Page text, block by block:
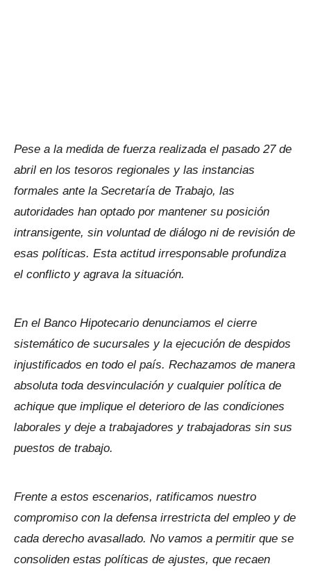
Pese a la medida de fuerza realizada el pasado 27 de
abril en los tesoros regionales y las instancias
formales ante la Secretaría de Trabajo, las
autoridades han optado por mantener su posición
intransigente, sin voluntad de diálogo ni de revisión de
esas políticas. Esta actitud irresponsable profundiza
el conflicto y agrava la situación.
En el Banco Hipotecario denunciamos el cierre
sistemático de sucursales y la ejecución de despidos
injustificados en todo el país. Rechazamos de manera
absoluta toda desvinculación y cualquier política de
achique que implique el deterioro de las condiciones
laborales y deje a trabajadores y trabajadoras sin sus
puestos de trabajo.
Frente a estos escenarios, ratificamos nuestro
compromiso con la defensa irrestricta del empleo y de
cada derecho avasallado. No vamos a permitir que se
consoliden estas políticas de ajustes, que recaen